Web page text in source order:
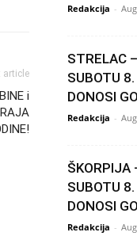
article
i
Redakcija -
STRELAC
SUBOTU
DONOSI
Redakcija -
ŠKORPIJA
SUBOTU
DONOSI
Redakcija -